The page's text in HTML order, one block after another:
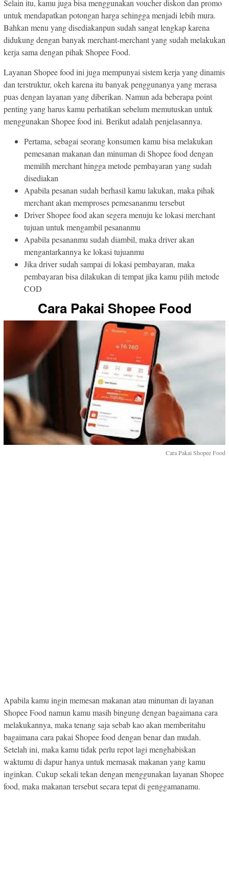
Selain itu, kamu juga bisa menggunakan voucher diskon dan promo
untuk mendapatkan potongan harga sehingga menjadi lebih mura.
Bahkan menu yang disediakanpun sudah sangat lengkap karena
didukung dengan banyak merchant-merchant yang sudah melakukan
kerja sama dengan pihak Shopee Food.
Layanan Shopee food ini juga mempunyai sistem kerja yang dinamis
dan terstruktur, okeh karena itu banyak penggunanya yang merasa
puas dengan layanan yang diberikan. Namun ada beberapa point
penting yang harus kamu perhatikan sebelum memutuskan untuk
menggunakan Shopee food ini. Berikut adalah penjelasannya.
Pertama, sebagai seorang konsumen kamu bisa melakukan
pemesanan makanan dan minuman di Shopee food dengan
memilih merchant hingga metode pembayaran yang sudah
disediakan
Apabila pesanan sudah berhasil kamu lakukan, maka pihak
merchant akan memproses pemesananmu tersebut
Driver Shopee food akan segera menuju ke lokasi merchant
tujuan untuk mengambil pesananmu
Apabila pesananmu sudah diambil, maka driver akan
mengantarkannya ke lokasi tujuanmu
Jika driver sudah sampai di lokasi pembayaran, maka
pembayaran bisa dilakukan di tempat jika kamu pilih metode
COD
Cara Pakai Shopee Food
Cara Pakai Shopee Food
Apabila kamu ingin memesan makanan atau minuman di layanan
Shopee Food namun kamu masih bingung dengan bagaimana cara
melakukannya, maka tenang saja sebab kao akan memberitahu
bagaimana cara pakai Shopee food dengan benar dan mudah.
Setelah ini, maka kamu tidak perlu repot lagi menghabiskan
waktumu di dapur hanya untuk memasak makanan yang kamu
inginkan. Cukup sekali tekan dengan menggunakan layanan Shopee
food, maka makanan tersebut secara tepat di genggamanamu.